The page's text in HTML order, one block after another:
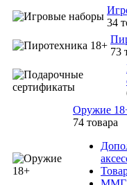
34
73
Оружие
74 товара